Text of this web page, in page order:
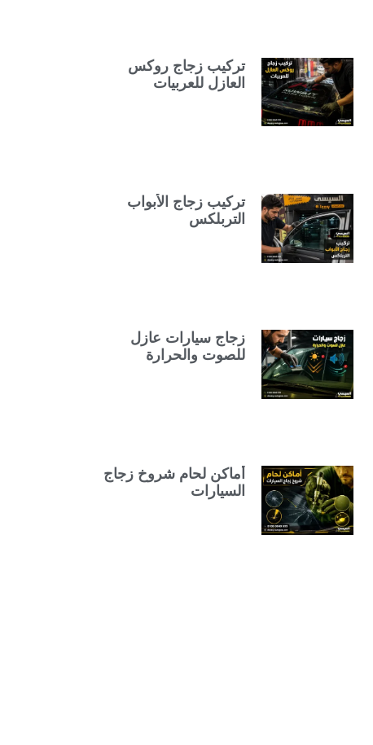
تركيب زجاج روكس
العازل للعربيات
تركيب زجاج الأبواب
التربلكس
زجاج سيارات عازل
للصوت والحرارة
أماكن لحام شروخ زجاج
السيارات